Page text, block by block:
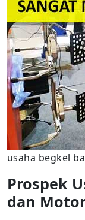
usaha begkel
Prospek
dan